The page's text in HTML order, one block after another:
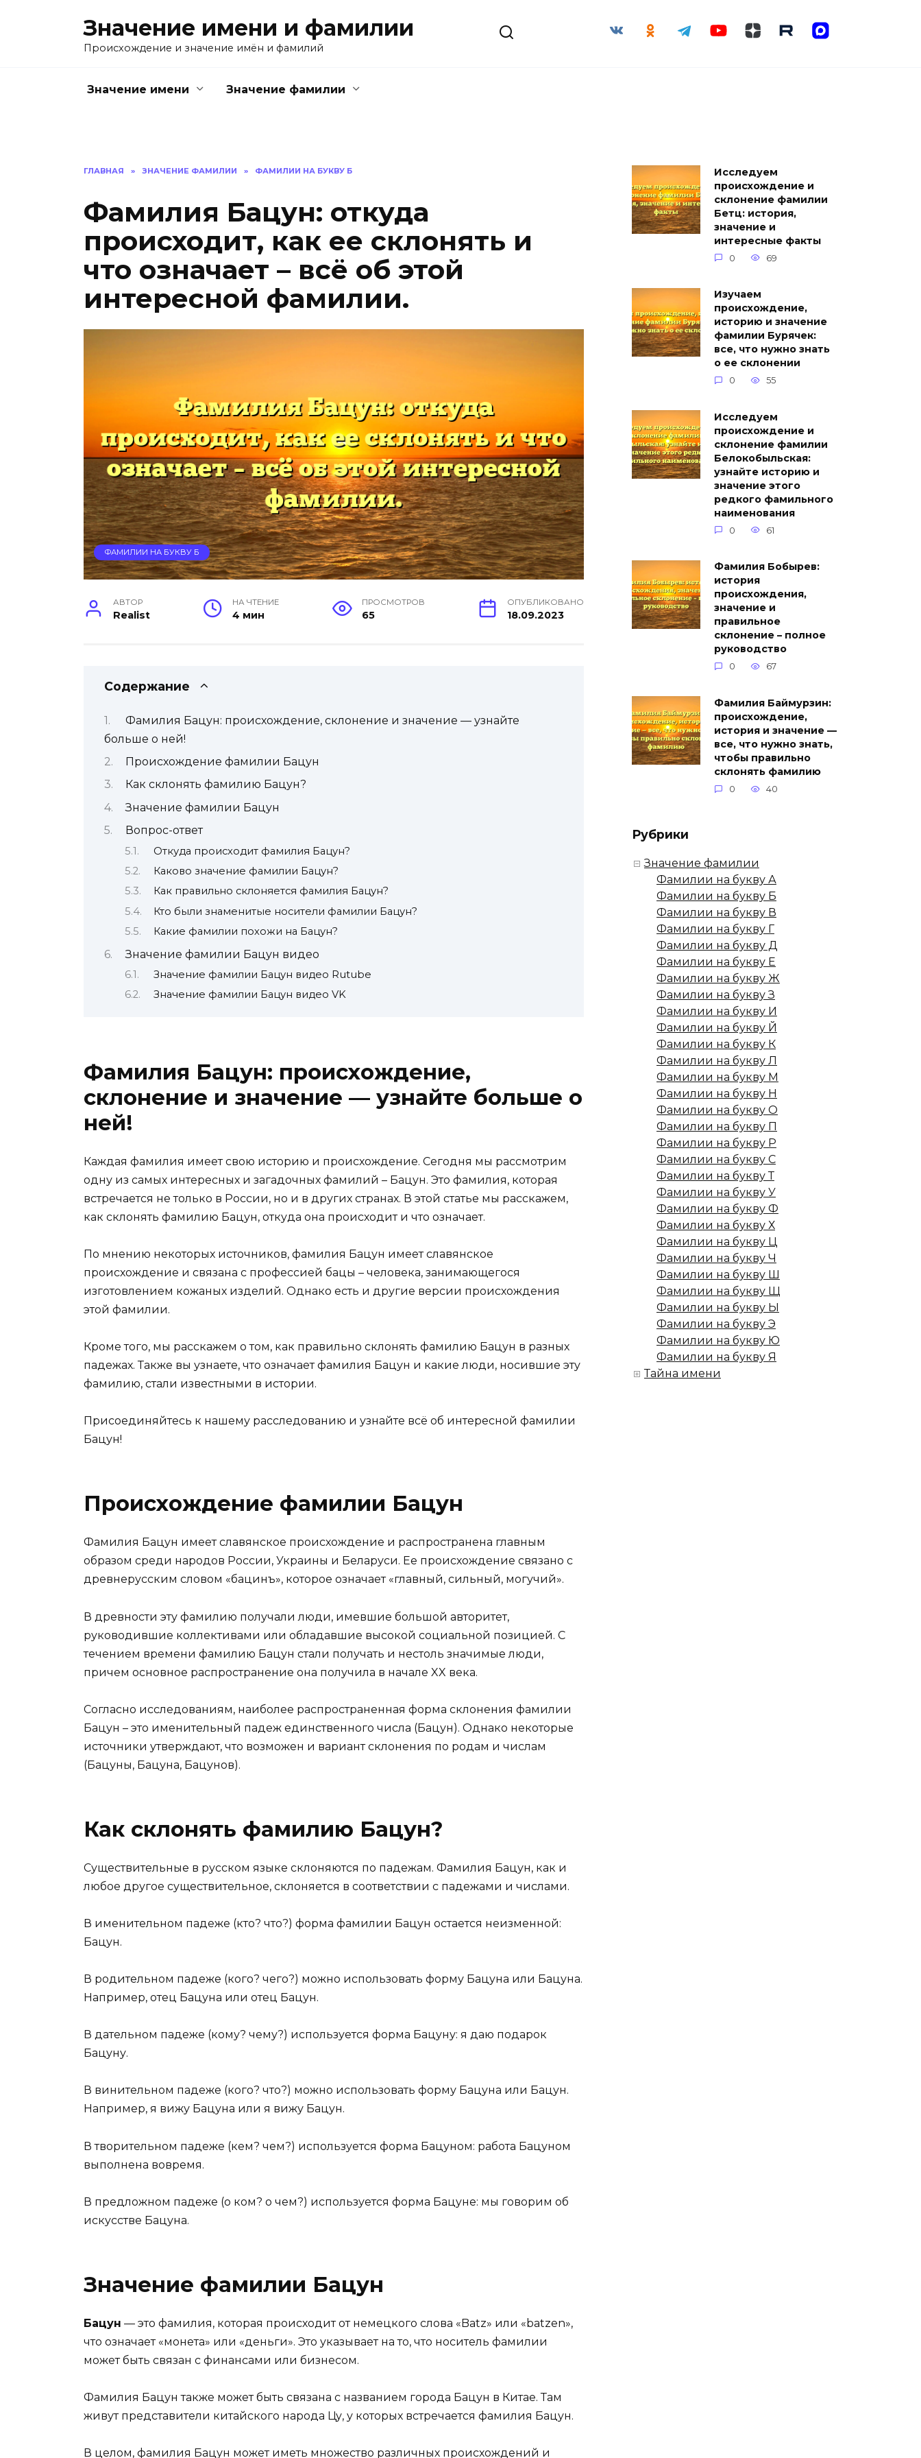
Значение имени и фамилии
Происхождение и значение имён и фамилий
Значение имени Значение фамилии
ГЛАВНАЯ » ЗНАЧЕНИЕ ФАМИЛИИ » ФАМИЛИИ НА БУКВУ Б
Фамилия Бацун: откуда
происходит, как ее склонять и
что означает – всё об этой
интересной фамилии.
ФАМИЛИИ НА БУКВУ Б
АВТОР
Realist
НА ЧТЕНИЕ
4 мин
ПРОСМОТРОВ
65
ОПУБЛИКОВАНО
18.09.2023
Содержание
Фамилия Бацун: происхождение, склонение и значение — узнайте
больше о ней!
Происхождение фамилии Бацун
Как склонять фамилию Бацун?
Значение фамилии Бацун
Вопрос-ответ
Откуда происходит фамилия Бацун?
Каково значение фамилии Бацун?
Как правильно склоняется фамилия Бацун?
Кто были знаменитые носители фамилии Бацун?
Какие фамилии похожи на Бацун?
Значение фамилии Бацун видео
Значение фамилии Бацун видео Rutube
Значение фамилии Бацун видео VK
Фамилия Бацун: происхождение,
склонение и значение — узнайте больше о
ней!
Каждая фамилия имеет свою историю и происхождение. Сегодня мы рассмотрим
одну из самых интересных и загадочных фамилий – Бацун. Это фамилия, которая
встречается не только в России, но и в других странах. В этой статье мы расскажем,
как склонять фамилию Бацун, откуда она происходит и что означает.
По мнению некоторых источников, фамилия Бацун имеет славянское
происхождение и связана с профессией бацы – человека, занимающегося
изготовлением кожаных изделий. Однако есть и другие версии происхождения
этой фамилии.
Кроме того, мы расскажем о том, как правильно склонять фамилию Бацун в разных
падежах. Также вы узнаете, что означает фамилия Бацун и какие люди, носившие эту
фамилию, стали известными в истории.
Присоединяйтесь к нашему расследованию и узнайте всё об интересной фамилии
Бацун!
Происхождение фамилии Бацун
Фамилия Бацун имеет славянское происхождение и распространена главным
образом среди народов России, Украины и Беларуси. Ее происхождение связано с
древнерусским словом «бацинъ», которое означает «главный, сильный, могучий».
В древности эту фамилию получали люди, имевшие большой авторитет,
руководившие коллективами или обладавшие высокой социальной позицией. С
течением времени фамилию Бацун стали получать и нестоль значимые люди,
причем основное распространение она получила в начале XX века.
Согласно исследованиям, наиболее распространенная форма склонения фамилии
Бацун – это именительный падеж единственного числа (Бацун). Однако некоторые
источники утверждают, что возможен и вариант склонения по родам и числам
(Бацуны, Бацуна, Бацунов).
Как склонять фамилию Бацун?
Существительные в русском языке склоняются по падежам. Фамилия Бацун, как и
любое другое существительное, склоняется в соответствии с падежами и числами.
В именительном падеже (кто? что?) форма фамилии Бацун остается неизменной:
Бацун.
В родительном падеже (кого? чего?) можно использовать форму Бацуна или Бацуна.
Например, отец Бацуна или отец Бацун.
В дательном падеже (кому? чему?) используется форма Бацуну: я даю подарок
Бацуну.
В винительном падеже (кого? что?) можно использовать форму Бацуна или Бацун.
Например, я вижу Бацуна или я вижу Бацун.
В творительном падеже (кем? чем?) используется форма Бацуном: работа Бацуном
выполнена вовремя.
В предложном падеже (о ком? о чем?) используется форма Бацуне: мы говорим об
искусстве Бацуна.
Значение фамилии Бацун
Бацун — это фамилия, которая происходит от немецкого слова «Batz» или «batzen»,
что означает «монета» или «деньги». Это указывает на то, что носитель фамилии
может быть связан с финансами или бизнесом.
Фамилия Бацун также может быть связана с названием города Бацун в Китае. Там
живут представители китайского народа Цу, у которых встречается фамилия Бацун.
В целом, фамилия Бацун может иметь множество различных происхождений и
Исследуем
происхождение и
склонение фамилии
Бетц: история,
значение и
интересные факты
0 69
Изучаем
происхождение,
историю и значение
фамилии Бурячек:
все, что нужно знать
о ее склонении
0 55
Исследуем
происхождение и
склонение фамилии
Белокобыльская:
узнайте историю и
значение этого
редкого фамильного
наименования
0 61
Фамилия Бобырев:
история
происхождения,
значение и
правильное
склонение – полное
руководство
0 67
Фамилия Баймурзин:
происхождение,
история и значение —
все, что нужно знать,
чтобы правильно
склонять фамилию
0 40
Рубрики
Значение фамилии
Фамилии на букву А
Фамилии на букву Б
Фамилии на букву В
Фамилии на букву Г
Фамилии на букву Д
Фамилии на букву Е
Фамилии на букву Ж
Фамилии на букву З
Фамилии на букву И
Фамилии на букву Й
Фамилии на букву К
Фамилии на букву Л
Фамилии на букву М
Фамилии на букву Н
Фамилии на букву О
Фамилии на букву П
Фамилии на букву Р
Фамилии на букву С
Фамилии на букву Т
Фамилии на букву У
Фамилии на букву Ф
Фамилии на букву Х
Фамилии на букву Ц
Фамилии на букву Ч
Фамилии на букву Ш
Фамилии на букву Щ
Фамилии на букву Ы
Фамилии на букву Э
Фамилии на букву Ю
Фамилии на букву Я
Тайна имени